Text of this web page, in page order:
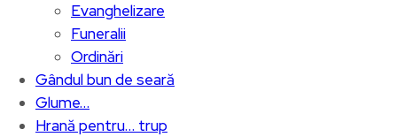
Evanghelizare
Funeralii
Ordinări
Gândul bun de seară
Glume…
Hrană pentru… trup